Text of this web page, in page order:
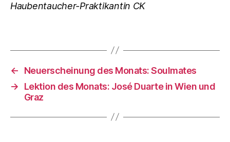
Haubentaucher-Praktikantin CK
←
Neuerscheinung des Monats: Soulmates
→
Lektion des Monats: José Duarte in Wien und
Graz